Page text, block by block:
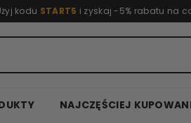
kodu START5 i zyskaj -5% rabatu na
NAJCZĘŚCIEJ